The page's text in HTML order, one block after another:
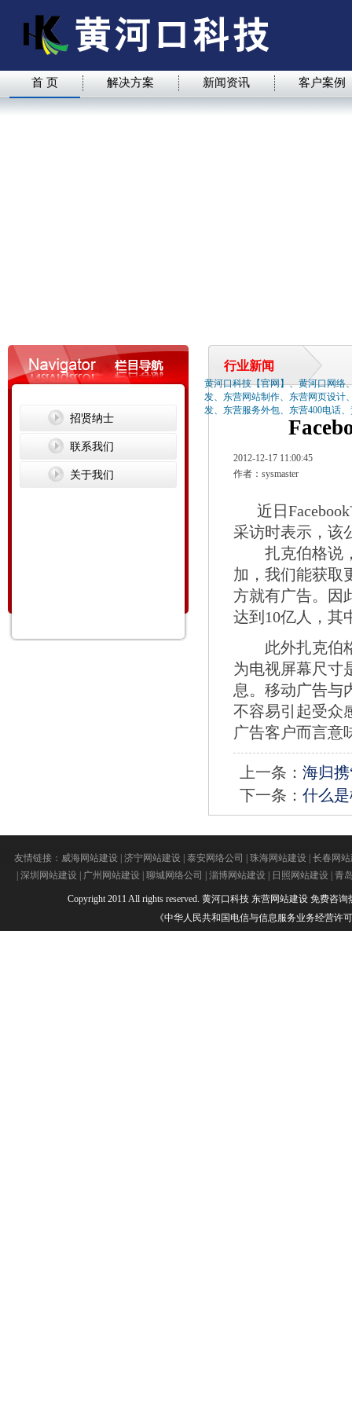
首 页 解决方案 新闻资讯 客户案例
招贤纳士
联系我们
关于我们
行业新闻
黄河口科技【官网】、黄河口网络
发、东营网站制作、东营网页设计
发、东营服务外包、东营400电话
2012-12-17 11:00:45
作者：sysmaster
近日Facebook
采访时表示，该
扎克伯格说，
加，我们能获取
方就有广告。因
达到10亿人，其
此外扎克伯格
为电视屏幕尺寸
息。移动广告与
不容易引起受众
广告客户而言意
上一条： 海归
下一条： 什么
友情链接： 威海网站建设| 济宁网站建设| 泰安网络公司 珠海网站建设| 长春网
深圳网站建设| 广州网站建设| 聊城网络公司 淄博网站建设| 日照网站建设| 青
Copyright 2011 All rights reserved. 黄河口科技 东营网站建设 免费咨询
《中华人民共和国电信与信息服务业务经营许